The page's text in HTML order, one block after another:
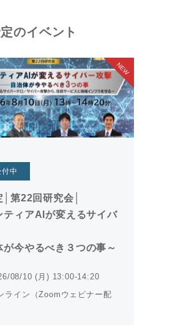
のイベント
中
│第22回研究会│
ティアAIが変えるサイバ
が今やるべき３つの事～
08/10 (月) 13:00-14:20
ライン（Zoomウェビナー配